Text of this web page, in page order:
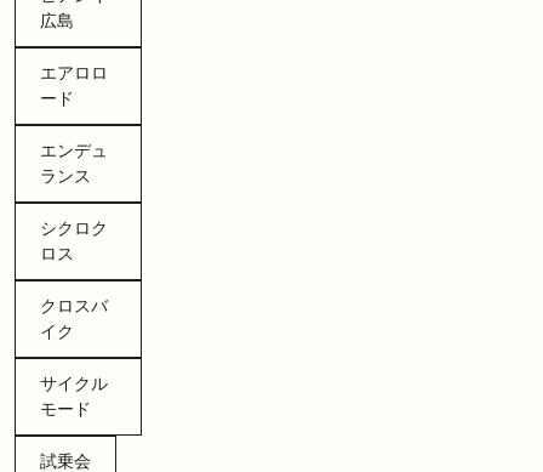
広島
エアロロ
ード
エンデュ
ランス
シクロク
ロス
クロスバ
イク
サイクル
モード
試乗会